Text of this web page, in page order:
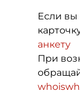
Если вы
анкету
При